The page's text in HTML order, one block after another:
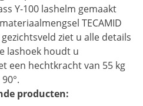
Y-100 lashelm gemaakt
TECAMID
ziet u alle details
lashoek houdt u
een hechtkracht van 55 kg
producten: